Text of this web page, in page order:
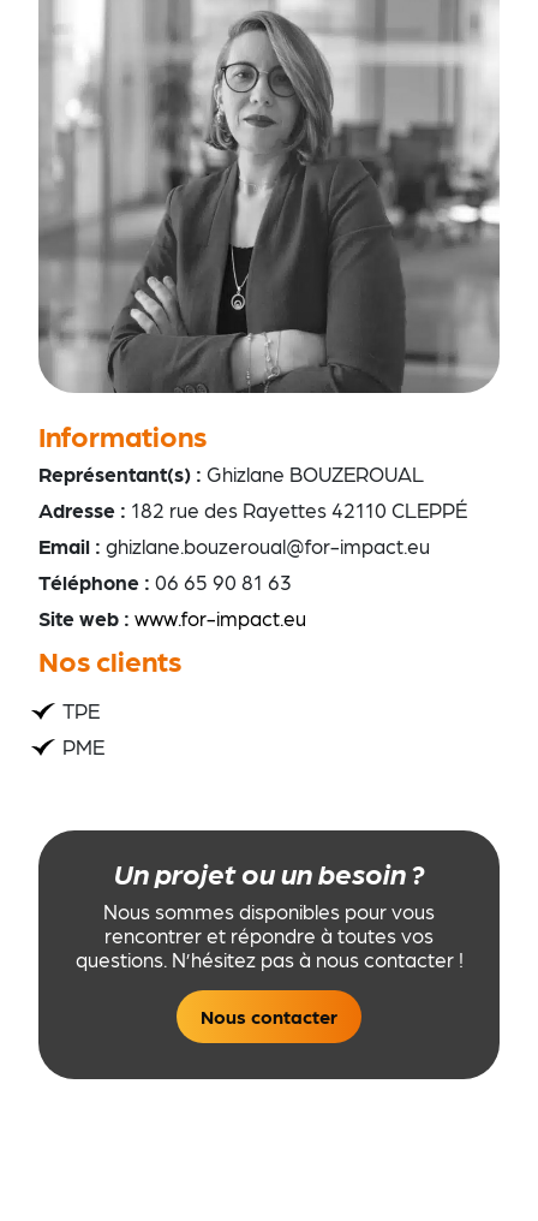
Informations
Représentant(s) : Ghizlane BOUZEROUAL
Adresse : 182 rue des Rayettes 42110 CLEPPÉ
Email : ghizlane.bouzeroual@for-impact.eu
Téléphone : 06 65 90 81 63
Site web : www.for-impact.eu
Nos clients
TPE
PME
Un projet ou un besoin ?
Nous sommes disponibles pour vous
rencontrer et répondre à toutes vos
questions. N’hésitez pas à nous contacter !
Nous contacter